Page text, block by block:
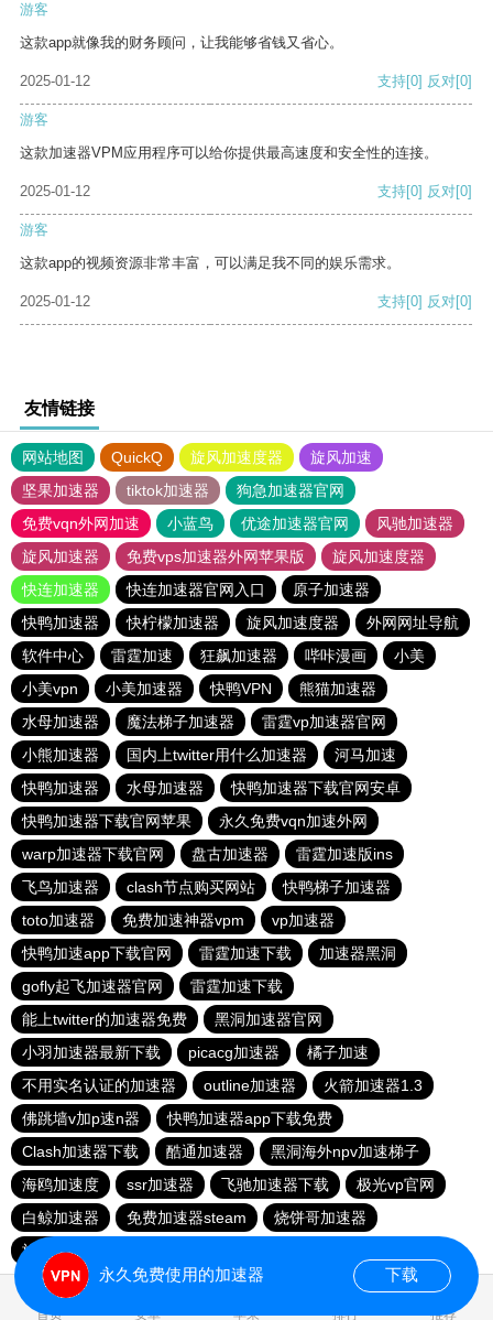
游客
这款app就像我的财务顾问，让我能够省钱又省心。
2025-01-12 支持[0] 反对[0]
游客
这款加速器VPM应用程序可以给你提供最高速度和安全性的连接。
2025-01-12 支持[0] 反对[0]
游客
这款app的视频资源非常丰富，可以满足我不同的娱乐需求。
2025-01-12 支持[0] 反对[0]
友情链接
网站地图 QuickQ 旋风加速度器
旋风加速
坚果加速器
tiktok加速器
狗急加速器官网
免费vqn外网加速
小蓝鸟 优途加速器官网
风驰加速器
旋风加速器
免费vps加速器外网苹果版
旋风加速度器
快连加速器
快连加速器官网入口
原子加速器
快鸭加速器
快柠檬加速器 旋风加速度器
外网网址导航
软件中心
雷霆加速 狂飙加速器 哔咔漫画
小美
小美vpn
小美加速器 快鸭VPN
熊猫加速器
水母加速器
魔法梯子加速器
雷霆vp加速器官网
小熊加速器
国内上twitter用什么加速器
河马加速
快鸭加速器
水母加速器
快鸭加速器下载官网安卓
快鸭加速器下载官网苹果
永久免费vqn加速外网
warp加速器下载官网
盘古加速器
雷霆加速版ins
飞鸟加速器
clash节点购买网站
快鸭梯子加速器
toto加速器
免费加速神器vpm
vp加速器
快鸭加速app下载官网
雷霆加速下载
加速器黑洞
gofly起飞加速器官网
雷霆加速下载
能上twitter的加速器免费
黑洞加速器官网
小羽加速器最新下载
picacg加速器
橘子加速
不用实名认证的加速器
outline加速器
火箭加速器1.3
佛跳墙v加p速n器
快鸭加速器app下载免费
Clash加速器下载
酷通加速器
黑洞海外npv加速梯子
海鸥加速度
ssr加速器 飞驰加速器下载
极光vp官网
白鲸加速器
免费加速器steam
烧饼哥加速器
旋风加速度器
首页 安卓 苹果 排行 推荐
永久免费使用的加速器 下载
0.023934s